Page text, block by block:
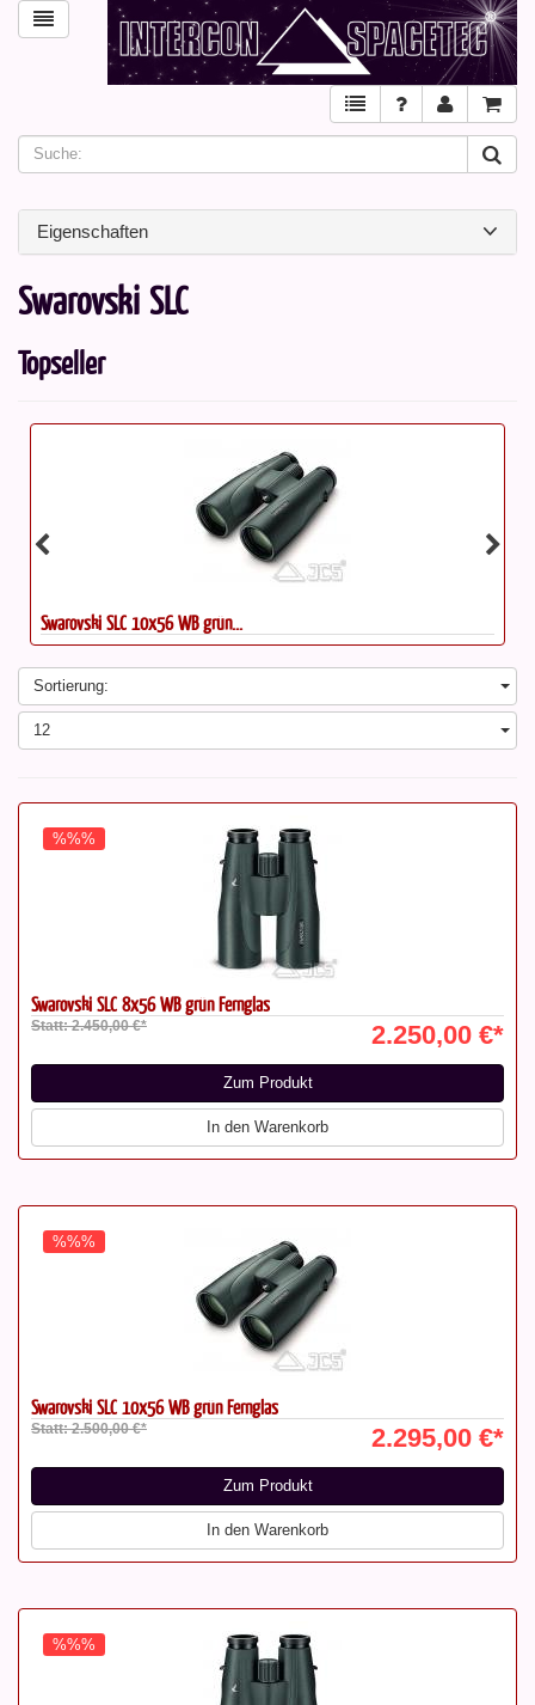
Eigenschaften
Swarovski SLC
Topseller
Swarovski SLC 10x56 WB grün...
Sortierung:
12
%%%
Swarovski SLC 8x56 WB grün Fernglas
Statt: 2.450,00 €* 2.250,00 €*
Zum Produkt
In den Warenkorb
%%%
Swarovski SLC 10x56 WB grün Fernglas
Statt: 2.500,00 €* 2.295,00 €*
Zum Produkt
In den Warenkorb
%%%